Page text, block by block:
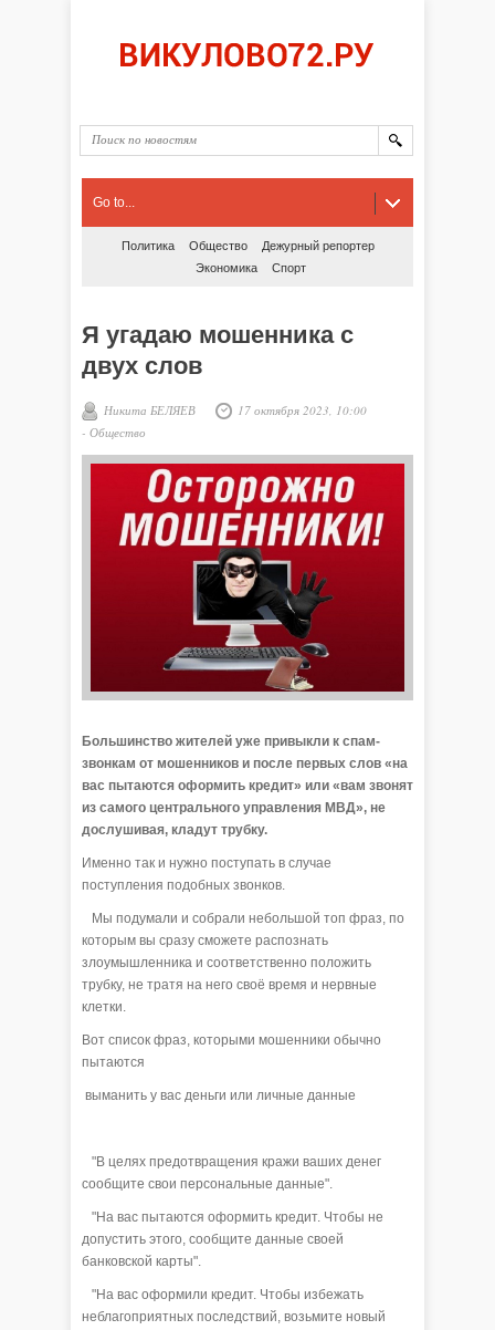
Go to...
Политика Общество
Дежурный репортер
Экономика
Спорт
Я угадаю мошенника с
двух слов
Никита БЕЛЯЕВ
17 октября 2023, 10:00
- Общество
Большинство жителей уже привыкли к спам-
звонкам от мошенников и после первых слов «на
вас пытаются оформить кредит» или «вам звонят
из самого центрального управления МВД», не
дослушивая, кладут трубку.
Именно так и нужно поступать в случае
поступления подобных звонков.
Мы подумали и собрали небольшой топ фраз, по
которым вы сразу сможете распознать
злоумышленника и соответственно положить
трубку, не тратя на него своё время и нервные
клетки.
Вот список фраз, которыми мошенники обычно
пытаются
выманить у вас деньги или личные данные
"В целях предотвращения кражи ваших денег
сообщите свои персональные данные".
"На вас пытаются оформить кредит. Чтобы не
допустить этого, сообщите данные своей
банковской карты".
"На вас оформили кредит. Чтобы избежать
неблагоприятных последствий, возьмите новый